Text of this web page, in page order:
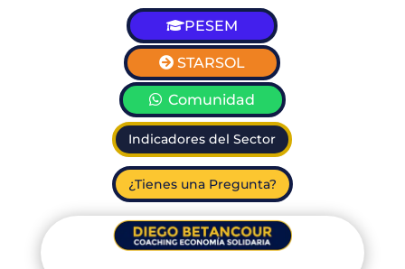
PESEM
STARSOL
Comunidad
Indicadores del Sector
¿Tienes una Pregunta?